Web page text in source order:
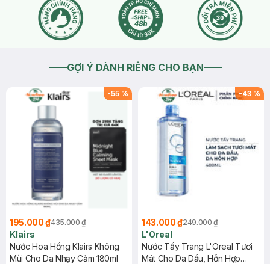
GỢI Ý DÀNH RIÊNG CHO BẠN
-55 %
195.000 ₫435.000 ₫
Klairs
Nước Hoa Hồng Klairs Không
Mùi Cho Da Nhạy Cảm 180ml
-43 %
143.000 ₫249.000 ₫
L'Oreal
Nước Tẩy Trang L'Oreal Tươi
Mát Cho Da Dầu, Hỗn Hợp